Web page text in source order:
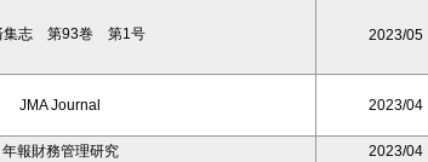
集志 第93巻 第1号 2023/05
JMA Journal 2023/04
年報財務管理研究 2023/04